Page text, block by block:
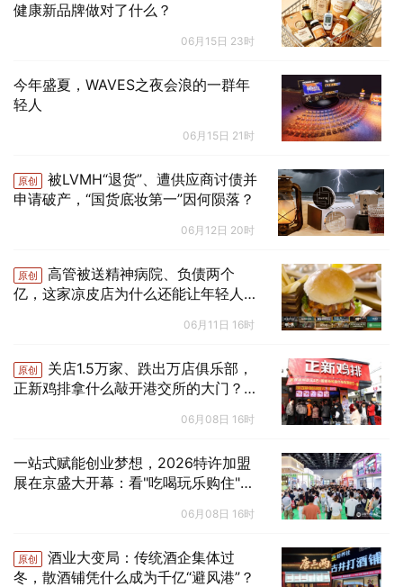
健康新品牌做对了什么？
06月15日 23时
今年盛夏，WAVES之夜会浪的一群年
轻人
06月15日 21时
原创
被LVMH“退货”、遭供应商讨债并
申请破产，“国货底妆第一”因何陨落？
06月12日 20时
原创
高管被送精神病院、负债两个
亿，这家凉皮店为什么还能让年轻人排
06月11日 16时
原创
关店1.5万家、跌出万店俱乐部，
正新鸡排拿什么敲开港交所的大门？｜
06月08日 16时
一站式赋能创业梦想，2026特许加盟
展在京盛大开幕：看"吃喝玩乐购住"如
06月08日 16时
原创
酒业大变局：传统酒企集体过
冬，散酒铺凭什么成为千亿“避风港”？